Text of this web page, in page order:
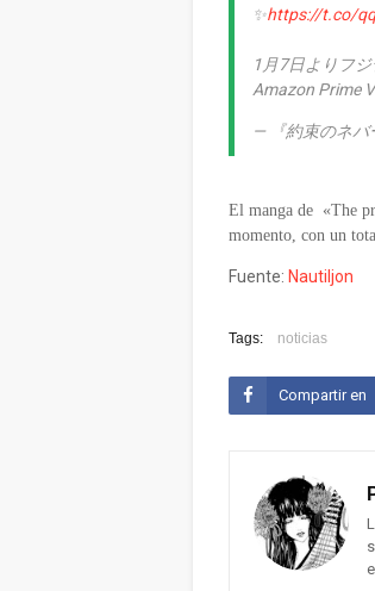
✨https://t.co/
1月7日よりフ
Amazon Prime
— 『約束のネバ
El manga de «The
momento, con un
Fuente: Nautiljon
Tags: noticias
Compartir en